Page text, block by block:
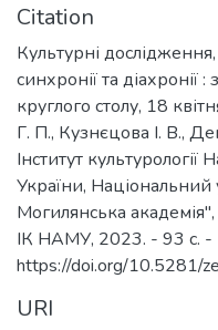
Citation
Культурні
синхронії та діахронії
круглого столу, 18
Г. П., Кузнєцова І. В.,
Інститут культурології
України, Національний
Могилянська
ІК НАМУ, 2023. - 93 c. -
https://doi.org/10.5281/
URI